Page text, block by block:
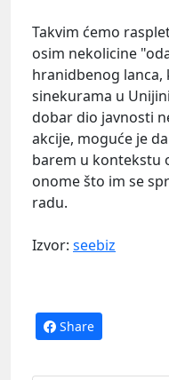
Takvim ćemo
osim nekolicine
hranidbenog lanca,
sinekurama u
dobar dio javnosti
akcije, moguće je
barem u kontekstu
onome što im se
radu.
Izvor: seebiz
Share